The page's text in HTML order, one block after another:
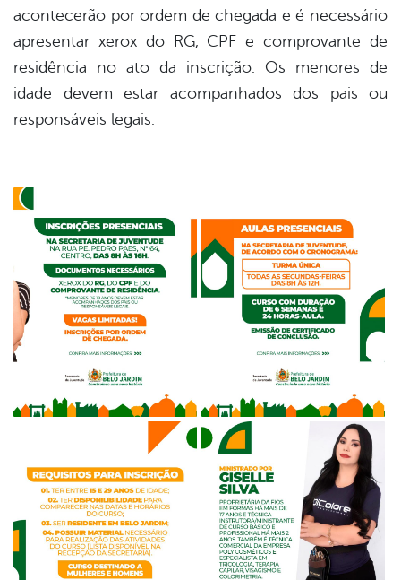
acontecerão por ordem de chegada e é necessário
apresentar xerox do RG, CPF e comprovante de
residência no ato da inscrição. Os menores de
idade devem estar acompanhados dos pais ou
responsáveis legais.